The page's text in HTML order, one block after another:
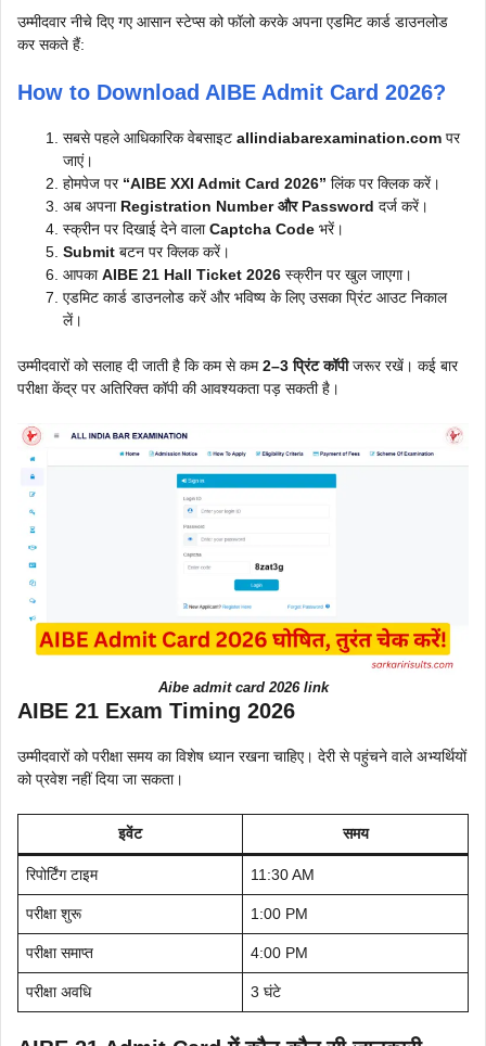
उम्मीदवार नीचे दिए गए आसान स्टेप्स को फॉलो करके अपना एडमिट कार्ड डाउनलोड
कर सकते हैं:
How to Download AIBE Admit Card 2026?
सबसे पहले आधिकारिक वेबसाइट allindiabarexamination.com पर
जाएं।
होमपेज पर “AIBE XXI Admit Card 2026” लिंक पर क्लिक करें।
अब अपना Registration Number और Password दर्ज करें।
स्क्रीन पर दिखाई देने वालाCaptcha Code भरें।
Submit बटन पर क्लिक करें।
आपकाAIBE 21 Hall Ticket 2026 स्क्रीन पर खुल जाएगा।
एडमिट कार्ड डाउनलोड करें और भविष्य के लिए उसका प्रिंट आउट निकाल
लें।
उम्मीदवारों को सलाह दी जाती है कि कम से कम2–3 प्रिंट कॉपीजरूर रखें। कई बार
परीक्षा केंद्र पर अतिरिक्त कॉपी की आवश्यकता पड़ सकती है।
Aibe admit card 2026 link
AIBE 21 Exam Timing 2026
उम्मीदवारों को परीक्षा समय का विशेष ध्यान रखना चाहिए। देरी से पहुंचने वाले अभ्यर्थियों
को प्रवेश नहीं दिया जा सकता।
इवेंट समय
रिपोर्टिंग टाइम 11:30 AM
परीक्षा शुरू 1:00 PM
परीक्षा समाप्त 4:00 PM
परीक्षा अवधि 3 घंटे